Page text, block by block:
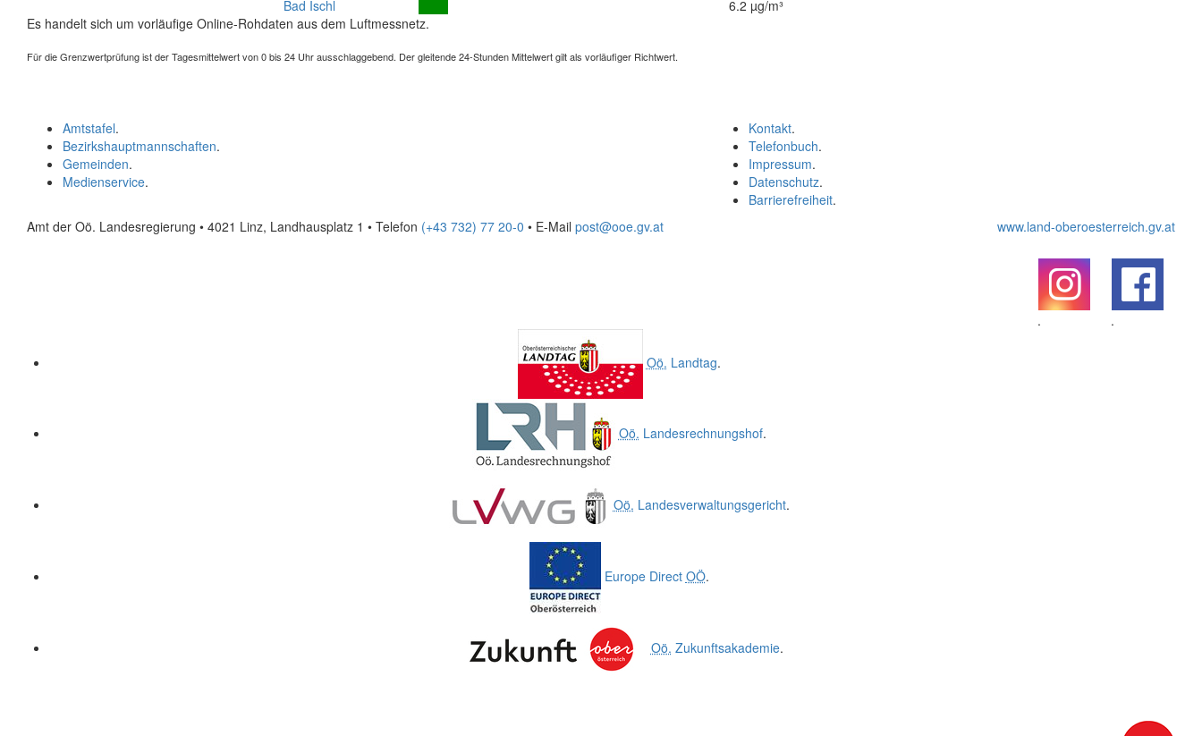
Bad Ischl
6.2 µg/m³
Es handelt sich um vorläufige Online-Rohdaten aus dem Luftmessnetz.
Für die Grenzwertprüfung ist der Tagesmittelwert von 0 bis 24 Uhr ausschlaggebend. Der gleitende 24-Stunden Mittelwert gilt als vorläufiger Richtwert.
Kontakt.
Telefonbuch.
Impressum.
Datenschutz.
Barrierefreiheit.
Amtstafel.
Bezirkshauptmannschaften.
Gemeinden.
Medienservice.
Amt der Oö. Landesregierung • 4021 Linz, Landhausplatz 1 • Telefon (+43 732) 77 20-0 • E-Mail post@ooe.gv.at www.land-oberoesterreich.gv.at
.
.
Oö. Landtag.
Oö. Landesrechnungshof.
Oö. Landesverwaltungsgericht.
Europe Direct OÖ.
Oö. Zukunftsakademie.